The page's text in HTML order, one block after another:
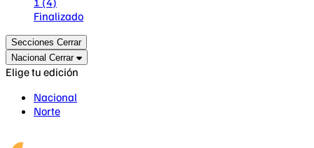
Finalizado
Secciones Cerrar
Nacional Cerrar
Elige tu edición
Nacional
Norte